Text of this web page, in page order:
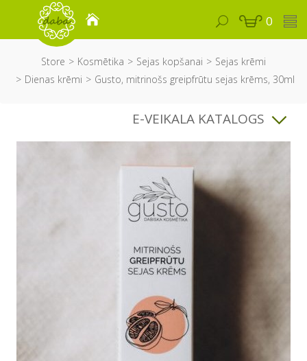
0
Store Kosmētika Sejas kopšanai
Sejas krēmi
Dienas krēmi
Gusto, mitrinošs greipfrūtu sejas krēms, 30ml
E-VEIKALA KATALOGS